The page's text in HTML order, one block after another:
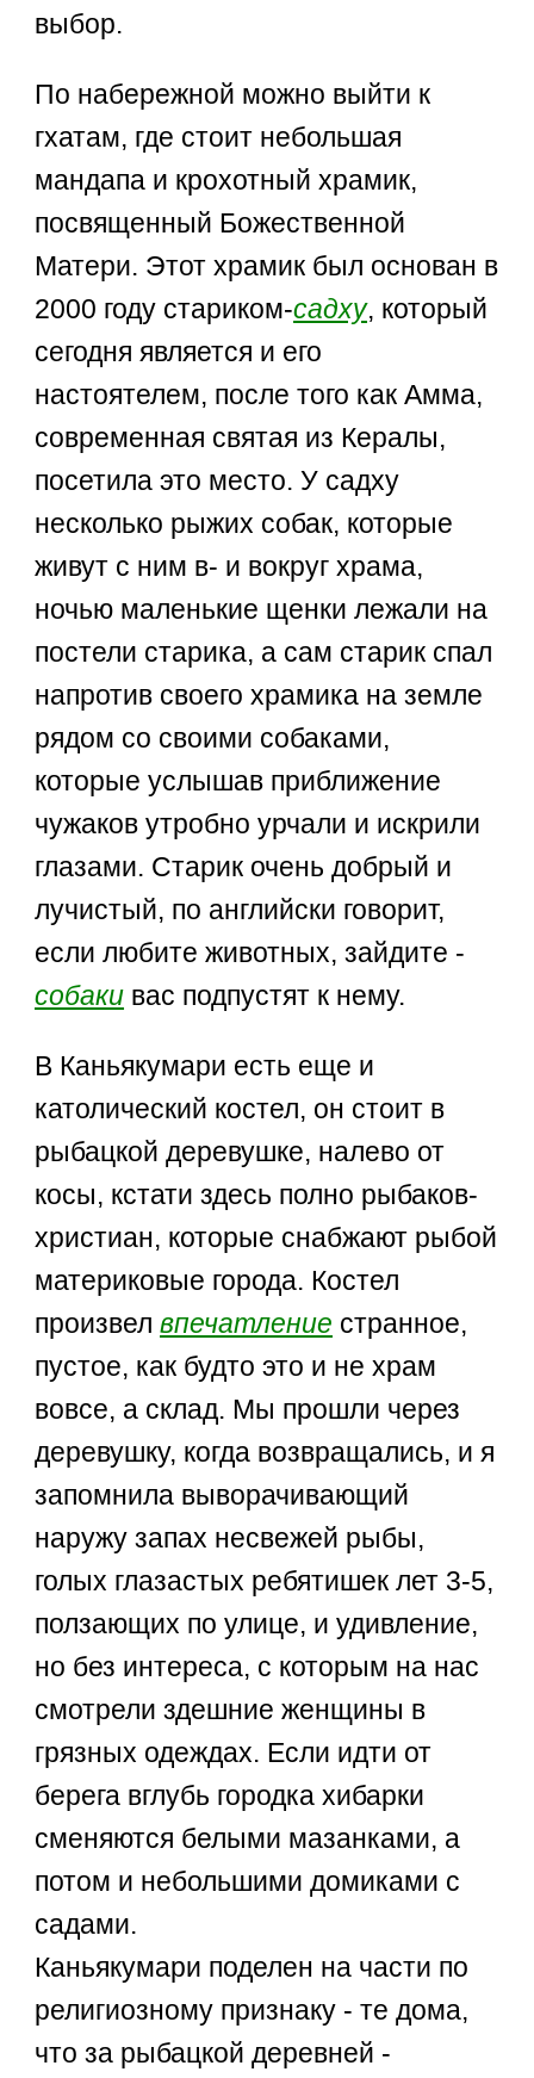
выбор.
По набережной можно выйти к
гхатам, где стоит небольшая
мандапа и крохотный храмик,
посвященный Божественной
Матери. Этот храмик был основан в
2000 году стариком-садху, который
сегодня является и его
настоятелем, после того как Амма,
современная святая из Кералы,
посетила это место. У садху
несколько рыжих собак, которые
живут с ним в- и вокруг храма,
ночью маленькие щенки лежали на
постели старика, а сам старик спал
напротив своего храмика на земле
рядом со своими собаками,
которые услышав приближение
чужаков утробно урчали и искрили
глазами. Старик очень добрый и
лучистый, по английски говорит,
если любите животных, зайдите -
собаки вас подпустят к нему.
В Каньякумари есть еще и
католический костел, он стоит в
рыбацкой деревушке, налево от
косы, кстати здесь полно рыбаков-
христиан, которые снабжают рыбой
материковые города. Костел
произвелвпечатление странное,
пустое, как будто это и не храм
вовсе, а склад. Мы прошли через
деревушку, когда возвращались, и я
запомнила выворачивающий
наружу запах несвежей рыбы,
голых глазастых ребятишек лет 3-5,
ползающих по улице, и удивление,
но без интереса, с которым на нас
смотрели здешние женщины в
грязных одеждах. Если идти от
берега вглубь городка хибарки
сменяются белыми мазанками, а
потом и небольшими домиками с
садами.
Каньякумари поделен на части по
религиозному признаку - те дома,
что за рыбацкой деревней -